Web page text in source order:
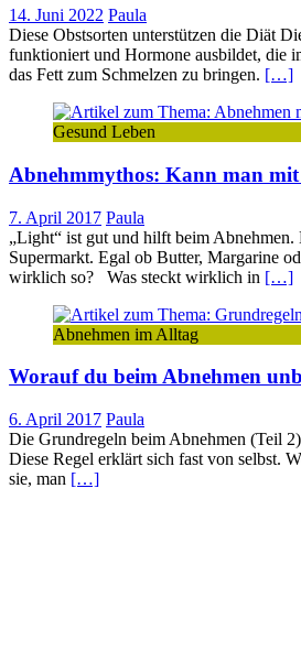
14. Juni 2022 Paula
Diese Obstsorten unterstützen die Diät
funktioniert und Hormone ausbildet, die
das Fett zum Schmelzen zu bringen. […]
Gesund Leben
Abnehmmythos: Kann man
7. April 2017 Paula
„Light“ ist gut und hilft beim Abnehmen.
Supermarkt. Egal ob Butter, Margarine
wirklich so? Was steckt wirklich in […]
Abnehmen im Alltag
Worauf du beim Abnehmen
6. April 2017 Paula
Die Grundregeln beim Abnehmen (Teil
Diese Regel erklärt sich fast von selbst.
sie, man […]